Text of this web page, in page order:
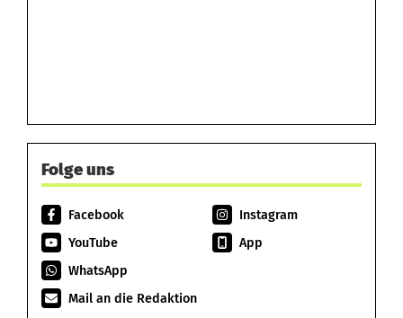
Folge uns
Facebook
Instagram
YouTube
App
WhatsApp
Mail an die Redaktion